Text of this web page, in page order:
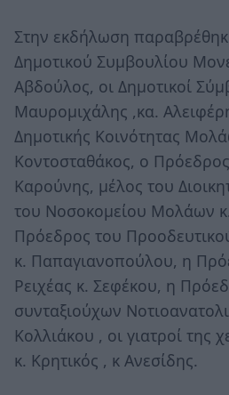
Στην εκδήλωση
Δημοτικού Συμβουλίου
Αβδούλος, οι Δημοτικοί
Μαυρομιχάλης ,κα.
Δημοτικής Κοινότητας
Κοντοσταθάκος, ο
Καρούνης, μέλος του
του Νοσοκομείου Μολάων
Πρόεδρος του
κ. Παπαγιανοπούλου, η
Ρειχέας κ. Σεφέκου, η
συνταξιούχων
Κολλιάκου , οι γιατροί της
κ. Κρητικός , κ Ανεσίδης.